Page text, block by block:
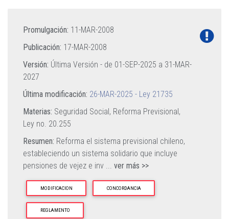
Promulgación: 11-MAR-2008
Publicación: 17-MAR-2008
Versión: Última Versión - de 01-SEP-2025 a 31-MAR-
2027
Última modificación: 26-MAR-2025 - Ley 21735
Materias: Seguridad Social, Reforma Previsional,
Ley no. 20.255
Resumen: Reforma el sistema previsional chileno,
estableciendo un sistema solidario que incluye
pensiones de vejez e inv ... ver más >>
MODIFICACION CONCORDANCIA
REGLAMENTO